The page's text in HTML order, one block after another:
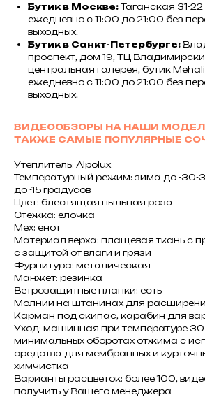
Бутик в Москве: Таганская 31-
ежедневно с 11:00 до 21:00 без
выходных.
Бутик в Санкт-Петербурге:
проспект, дом 19, ТЦ
центральная галерея, бутик
ежедневно с 11:00 до 21:00 без
выходных.
ВИДЕООБЗОРЫ НА НАШИ
ТАКЖЕ САМЫЕ ПОПУЛЯРНЫЕ
Утеплитель: Alpolux
Температурный режим: зима до -30-
до -15 градусов
Цвет: блестящая пыльная роза
Стежка: елочка
Мех: енот
Материал верха: плащевая ткань с
с защитой от влаги и грязи
Фурнитура: металическая
Манжет: резинка
Ветрозащитные планки: есть
Молнии на штанинах для
Карман под скипас, карабин для
Уход: машинная при температуре 30
минимальных оборотах отжима с
средства для мембранных и
химчистка
Варианты расцветок: более 100,
получить у Вашего менеджера